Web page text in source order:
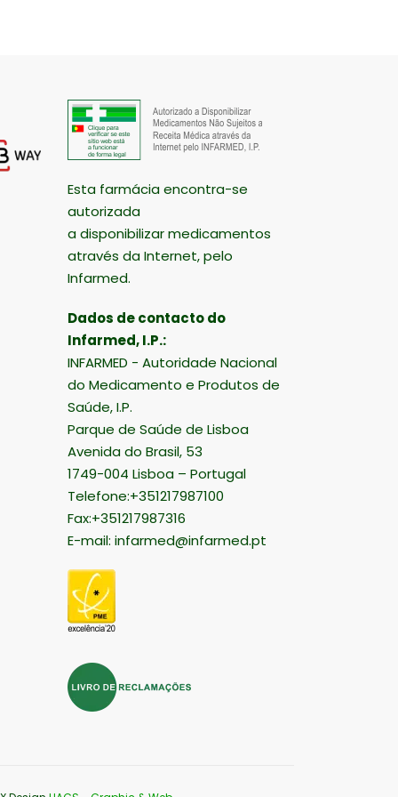
Esta farmácia encontra-se
autorizada
a disponibilizar medicamentos
através da Internet, pelo
Infarmed.
Dados de contacto do
Infarmed, I.P.:
INFARMED - Autoridade Nacional
do Medicamento e Produtos de
Saúde, I.P.
Parque de Saúde de Lisboa
Avenida do Brasil, 53
1749-004 Lisboa – Portugal
Telefone:+351217987100
Fax:+351217987316
E-mail: infarmed@infarmed.pt